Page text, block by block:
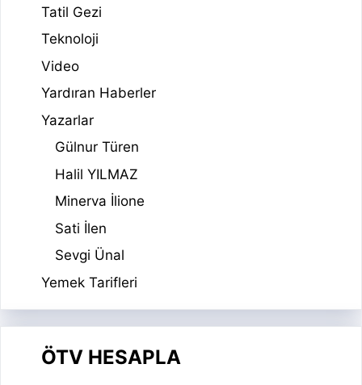
Tatil Gezi
Teknoloji
Video
Yardıran Haberler
Yazarlar
Gülnur Türen
Halil YILMAZ
Minerva İlione
Sati İlen
Sevgi Ünal
Yemek Tarifleri
ÖTV HESAPLA